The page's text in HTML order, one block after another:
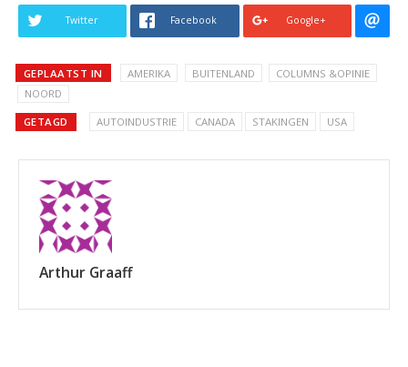
Twitter Facebook Google+
GEPLAATST IN AMERIKA BUITENLAND
COLUMNS &OPINIE
NOORD
GETAGD AUTOINDUSTRIE CANADA STAKINGEN USA
Arthur Graaff